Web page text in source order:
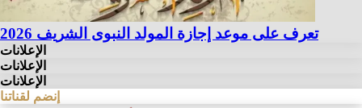
تعرف على موعد إجازة المولد النبوى الشريف 2026
الإعلانات
الإعلانات
الإعلانات
إنضم لقناتنا